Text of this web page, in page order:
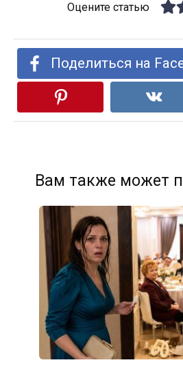
Оцените статью
Поделиться на
Вам также может